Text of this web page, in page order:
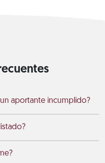
aportante incumplido?